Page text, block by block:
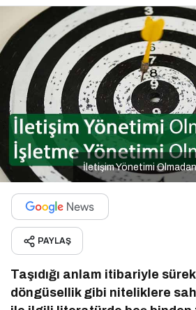
İletişim Yönetimi
PAYLAŞ
Taşıdığı anlam itibariyle
döngüsellik gibi niteliklere